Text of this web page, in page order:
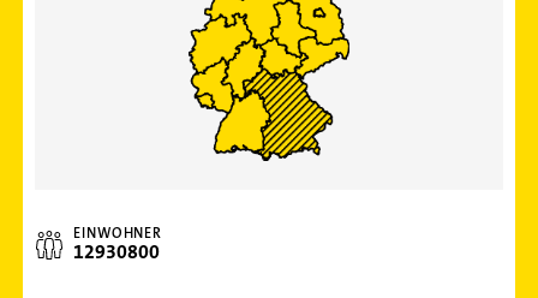
EINWOHNER
12930800